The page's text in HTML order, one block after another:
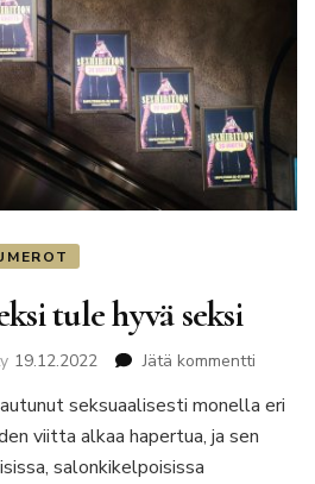
tule hyvä seksi
19.12.2022 Jätä kommentti
tule
paha
seksuaalisesti monella eri
viitta alkaa hapertua, ja sen
salonkikelpoisissa